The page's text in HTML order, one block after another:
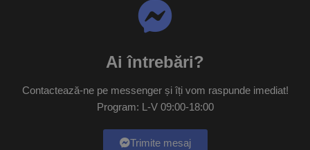
Ai întrebări?
Contactează-ne pe messenger și îți vom raspunde imediat!
Program: L-V 09:00-18:00
Trimite mesaj